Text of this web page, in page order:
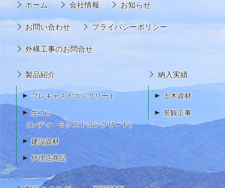
ホーム 会社情報 お知らせ
お問い合わせ プライバシーポリシー
外構工事のお問合せ
製品紹介
プレキャストコンクリート
生コン
（レディーミクストコンクリート）
建設資材
代理店商品
納入実績
土木資材
景観工事